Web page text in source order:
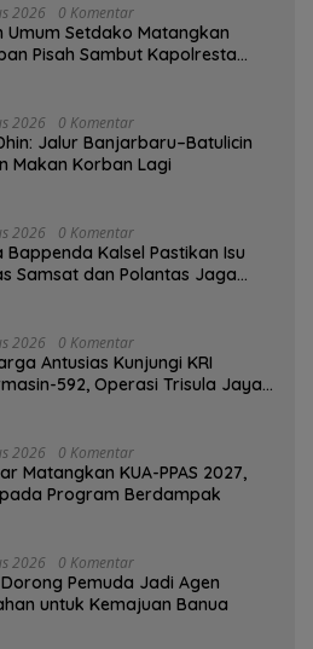
2026 0 Komentar
Umum Setdako Matangkan
Pisah Sambut Kapolresta
2026 0 Komentar
Jalur Banjarbaru–Batulicin
Makan Korban Lagi
2026 0 Komentar
Bappenda Kalsel Pastikan Isu
Samsat dan Polantas Jaga
2026 0 Komentar
Antusias Kunjungi KRI
592, Operasi Trisula Jaya
2026 0 Komentar
Matangkan KUA-PPAS 2027,
Program Berdampak
2026 0 Komentar
Pemuda Jadi Agen
untuk Kemajuan Banua